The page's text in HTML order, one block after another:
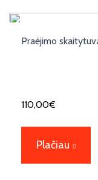
Praėjimo
110,00€
Plačiau